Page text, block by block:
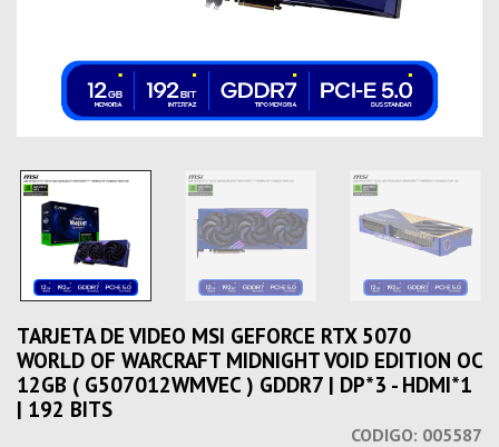
TARJETA DE VIDEO MSI GEFORCE RTX 5070
WORLD OF WARCRAFT MIDNIGHT VOID EDITION OC
12GB ( G507012WMVEC ) GDDR7 | DP*3 - HDMI*1
| 192 BITS
CODIGO: 005587